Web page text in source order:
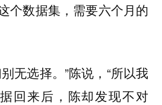
个数据集，需要六个月的
无选择。”陈说，“所以我
回来后，陈却发现不对